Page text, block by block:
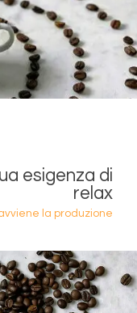
esigenza di
relax
la produzione